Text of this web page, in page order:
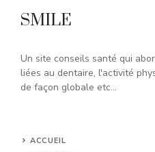
SMILE
Un site conseils santé qui
liées au dentaire, l'activité
de façon globale etc...
ACCUEIL